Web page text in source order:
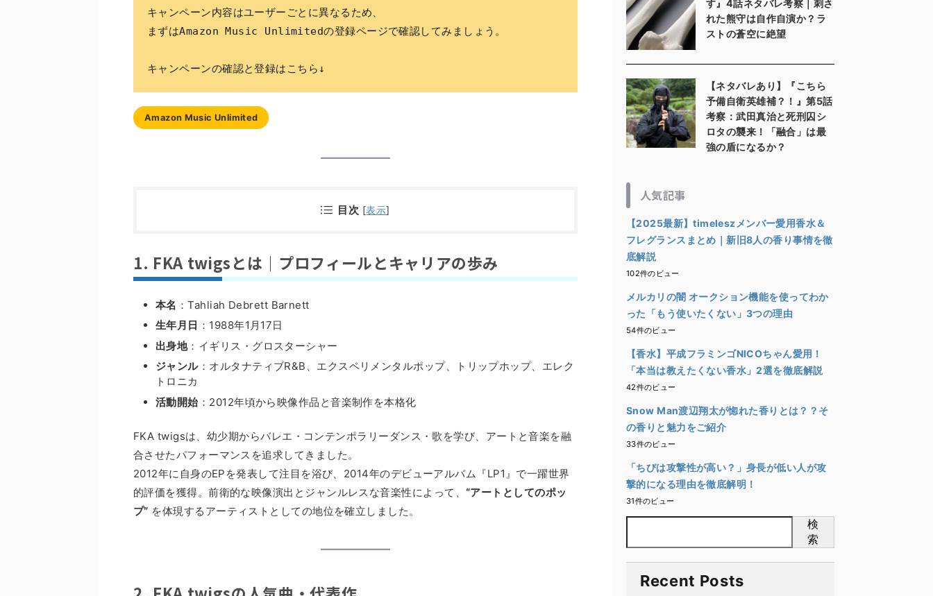
キャンペーン内容はユーザーごとに異なるため、
まずはAmazon Music Unlimitedの登録ページで確認してみましょう。
キャンペーンの確認と登録はこちら↓
Amazon Music Unlimited
目次 [表示]
1. FKA twigsとは｜プロフィールとキャリアの歩み
本名 ：Tahliah Debrett Barnett
生年月日 ：1988年1月17日
出身地：イギリス・グロスターシャー
ジャンル：オルタナティブR&B、エクスペリメンタルポップ、トリップホップ、エレク
トロニカ
活動開始 ：2012年頃から映像作品と音楽制作を本格化
FKA twigsは、幼少期からバレエ・コンテンポラリーダンス・歌を学び、アートと音楽を融
合させたパフォーマンスを追求してきました。
2012年に自身のEPを発表して注目を浴び、2014年のデビューアルバム『LP1』で一躍世界
的評価を獲得。前衛的な映像演出とジャンルレスな音楽性によって、 “アートとしてのポッ
プ” を体現するアーティストとしての地位を確立しました。
す』4話ネタバレ考察｜刺さ
れた熊守は自作自演か？ラ
ストの蒼空に絶望
【ネタバレあり】『こちら
予備自衛英雄補？！』第5話
考察：武田真治と死刑囚シ
ロタの襲来！「融合」は最
強の盾になるか？
人気記事
【2025最新】timeleszメンバー愛用香水＆
フレグランスまとめ｜新旧8人の香り事情を徹
底解説
102件のビュー
メルカリの闇 オークション機能を使ってわか
った「もう使いたくない」3つの理由
54件のビュー
【香水】平成フラミンゴNICOちゃん愛用！
「本当は教えたくない香水」2選を徹底解説
42件のビュー
Snow Man渡辺翔太が惚れた香りとは？？そ
の香りと魅力をご紹介
33件のビュー
「ちびは攻撃性が高い？」身長が低い人が攻
撃的になる理由を徹底解明！
31件のビュー
検
索
Recent Posts